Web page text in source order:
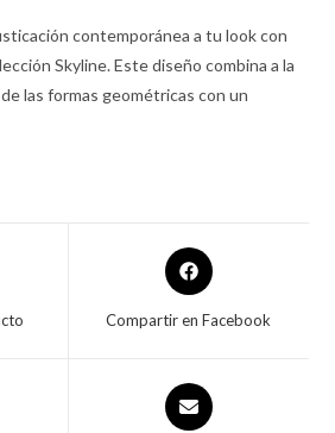
contemporánea a tu look con
Skyline. Este diseño combina a la
las formas geométricas con un
Compartir en Facebook